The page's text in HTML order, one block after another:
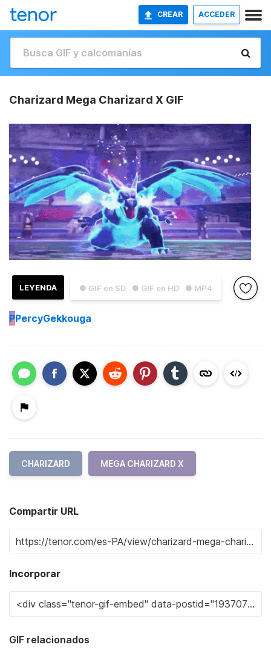
CREAR ACCEDER
Charizard Mega Charizard X GIF
● GIF en SD ● GIF en HD ● MP4
LEYENDA
PPercyGekkouga
CHARIZARD MEGA CHARIZARD X
Compartir URL
Incorporar
GIF relacionados